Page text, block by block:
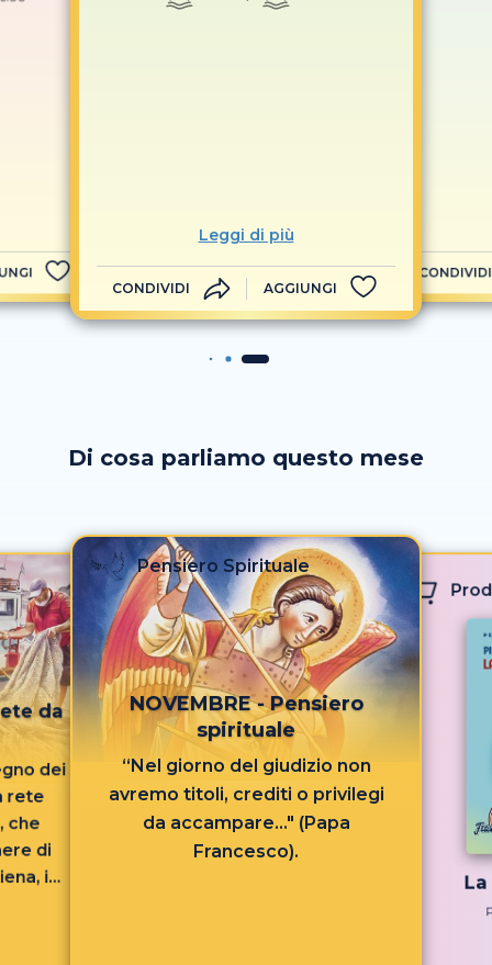
Leggi di più
CONDIVIDI AGGIUNGI
CONDIVIDI
Di cosa parliamo questo mese
da
dei
rete
che
di
i
Pensiero Spirituale
NOVEMBRE - Pensiero
spirituale
“Nel giorno del giudizio non
avremo titoli, crediti o privilegi
da accampare..." (Papa
Francesco).